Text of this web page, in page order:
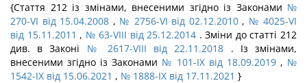
{Стаття 212 із змінами, внесеними згідно із Законами №
270-VI від 15.04.2008 , № 2756-VI від 02.12.2010, № 4025-VI
від 15.11.2011 , № 63-VIII від 25.12.2014 . Зміни до статті 212
див. в Законі № 2617-VIII від 22.11.2018 . Із змінами,
внесеними згідно із Законами № 101-IX від 18.09.2019 , №
1542-IX від 15.06.2021 , № 1888-IX від 17.11.2021 }